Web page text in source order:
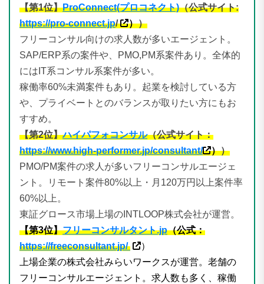
【第1位】ProConnect(プロコネクト)（公式サイト:
https://pro-connect.jp/ ））
フリーコンサル向けの求人数が多いエージェント。
SAP/ERP系の案件や、PMO,PM系案件あり。全体的
にはIT系コンサル系案件が多い。
稼働率60%未満案件もあり。起業を検討している方
や、プライベートとのバランスが取りたい方にもお
すすめ。
【第2位】ハイパフォコンサル（公式サイト：
https://www.high-performer.jp/consultant/
））
PMO/PM案件の求人が多いフリーコンサルエージェ
ント。リモート案件80%以上・月120万円以上案件率
60%以上。
東証グロース市場上場のINTLOOP株式会社が運営。
【第3位】フリーコンサルタント.jp（公式：
https://freeconsultant.jp/
）
上場企業の株式会社みらいワークスが運営。老舗の
フリーコンサルエージェント。求人数も多く、稼働